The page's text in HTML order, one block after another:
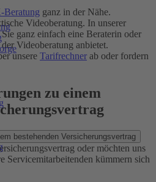
ganz in der Nähe.
Videoberatung. In unserer
ganz einfach eine Beraterin oder
Videoberatung anbietet.
unsere Tarifrechner ab oder fordern
zu einem
bestehenden Versicherungsvertrag
oder möchten uns
Servicemitarbeitenden kümmern sich